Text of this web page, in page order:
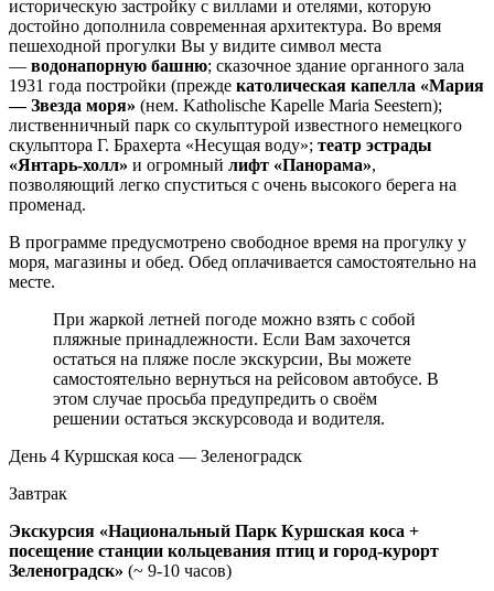
историческую застройку с виллами и отелями, которую
достойно дополнила современная архитектура. Во время
пешеходной прогулки Вы у видите символ места
— водонапорную башню; сказочное здание органного зала
1931 года постройки (прежде католическая капелла «Мария
— Звезда моря» (нем. Katholische Kapelle Maria Seestern);
лиственничный парк со скульптурой известного немецкого
скульптора Г. Брахерта «Несущая воду»; театр эстрады
«Янтарь-холл» и огромный лифт «Панорама»,
позволяющий легко спуститься с очень высокого берега на
променад.
В программе предусмотрено свободное время на прогулку у
моря, магазины и обед. Обед оплачивается самостоятельно на
месте.
При жаркой летней погоде можно взять с собой
пляжные принадлежности. Если Вам захочется
остаться на пляже после экскурсии, Вы можете
самостоятельно вернуться на рейсовом автобусе. В
этом случае просьба предупредить о своём
решении остаться экскурсовода и водителя.
День 4 Куршская коса — Зеленоградск
Завтрак
Экскурсия «Национальный Парк Куршская коса +
посещение станции кольцевания птиц и город-курорт
Зеленоградск» (~ 9-10 часов)